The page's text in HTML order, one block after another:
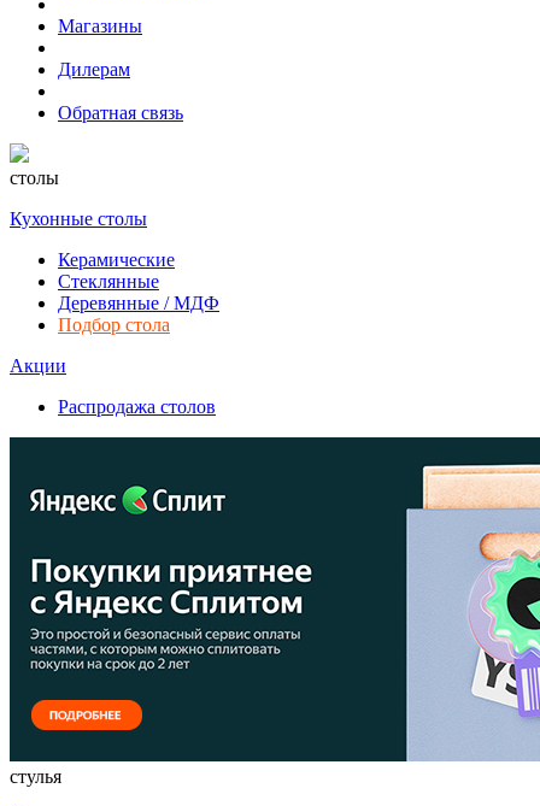
Магазины
Дилерам
Обратная связь
столы
Кухонные столы
Керамические
Стеклянные
Деревянные / МДФ
Подбор стола
Акции
Распродажа столов
стулья